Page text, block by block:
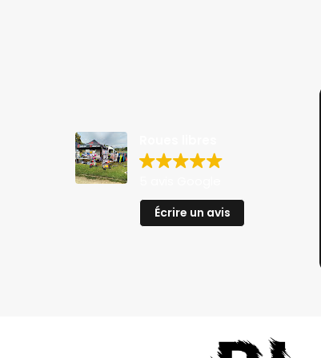
Écrire un avis